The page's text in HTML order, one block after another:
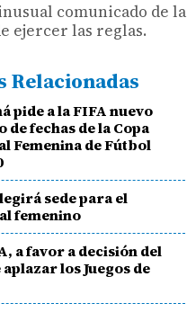
comunicado de la
ejercer las reglas.
Relacionadas
pide a la FIFA nuevo
de fechas de la Copa
Femenina de Fútbol
sede para el
femenino
a favor a decisión del
aplazar los Juegos de